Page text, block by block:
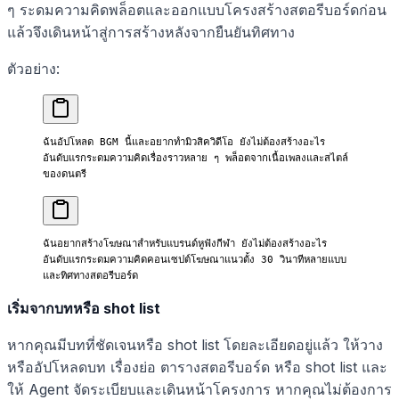
ๆ ระดมความคิดพล็อตและออกแบบโครงสร้างสตอรีบอร์ดก่อน
แล้วจึงเดินหน้าสู่การสร้างหลังจากยืนยันทิศทาง
ตัวอย่าง:
ฉันอัปโหลด BGM นี้และอยากทำมิวสิควิดีโอ ยังไม่ต้องสร้างอะไร
อันดับแรกระดมความคิดเรื่องราวหลาย ๆ พล็อตจากเนื้อเพลงและสไตล์
ของดนตรี
ฉันอยากสร้างโฆษณาสำหรับแบรนด์หูฟังกีฬา ยังไม่ต้องสร้างอะไร
อันดับแรกระดมความคิดคอนเซปต์โฆษณาแนวตั้ง 30 วินาทีหลายแบบ
และทิศทางสตอรีบอร์ด
เริ่มจากบทหรือ shot list
หากคุณมีบทที่ชัดเจนหรือ shot list โดยละเอียดอยู่แล้ว ให้วาง
หรืออัปโหลดบท เรื่องย่อ ตารางสตอรีบอร์ด หรือ shot list และ
ให้ Agent จัดระเบียบและเดินหน้าโครงการ หากคุณไม่ต้องการ